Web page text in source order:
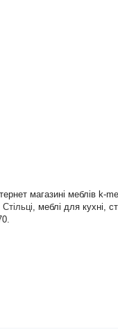
магазині меблів
Стільці, меблі для кухні,